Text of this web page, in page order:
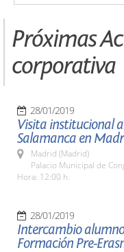
Próximas
corporativa
28/01/2019
Visita institucional
Salamanca en
Madrid (Madrid)
Palacio Municipal de
Hora: 12:00 h.
28/01/2019
Intercambio
Formación Pre-